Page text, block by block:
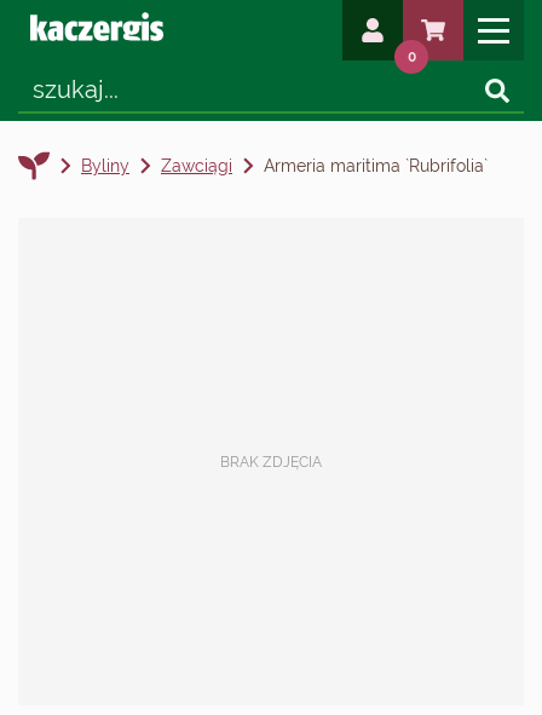
0
Byliny Zawciągi Armeria maritima `Rubrifolia`